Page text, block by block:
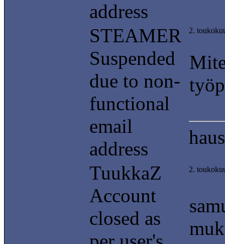
address
STEAMER
Suspended
due to non-
functional
email
address
2.
TuukkaZ
Account
closed as
2.